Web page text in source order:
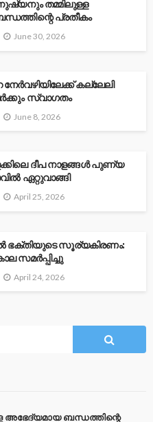
തമ്മിലുള്ള
പ്രതീകം
June 30, 2026
കല്ലേലി
സ്വാഗതം
June 8, 2026
ദീപ നാളങ്ങൾ പുണ്യ
ഏറ്റുവാങ്ങി
April 25, 2026
ഭക്തിയുടെ സൂര്യകിരണം:
സമര്‍പ്പിച്ചു
April 24, 2026
ബന്ധത്തിന്റെ